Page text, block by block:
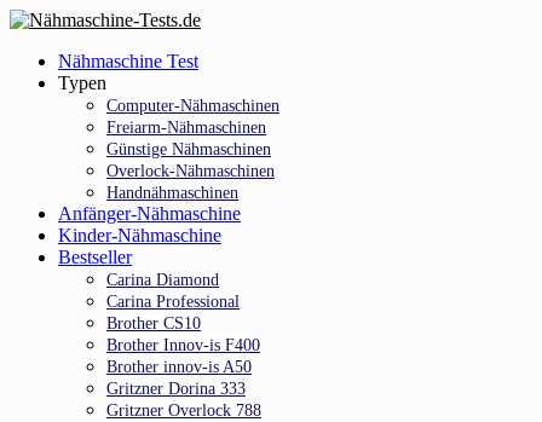
Skip
main
content
Menu
Nähmaschine Test
Typen
Computer-Nähmaschinen
Freiarm-Nähmaschinen
Günstige Nähmaschinen
Overlock-Nähmaschinen
Handnähmaschinen
Anfänger-Nähmaschine
Kinder-Nähmaschine
Bestseller
Carina Diamond
Carina Professional
Brother CS10
Brother Innov-is F400
Brother innov-is A50
Gritzner Dorina 333
Gritzner Overlock 788